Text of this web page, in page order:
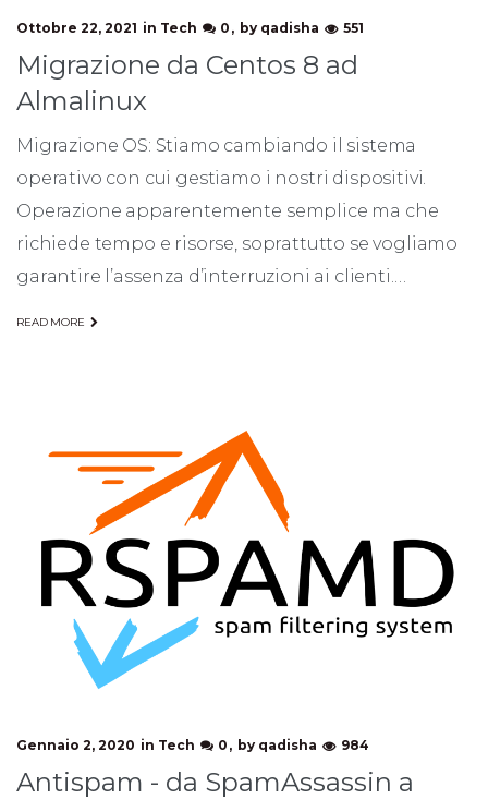
Ottobre 22, 2021 in Tech 0 by qadisha 551
Migrazione da Centos 8 ad
Almalinux
Migrazione OS: Stiamo cambiando il sistema
operativo con cui gestiamo i nostri dispositivi.
Operazione apparentemente semplice ma che
richiede tempo e risorse, soprattutto se vogliamo
garantire l’assenza d’interruzioni ai clienti.…
READ MORE
Gennaio 2, 2020 in Tech 0 by qadisha 984
Antispam - da SpamAssassin a